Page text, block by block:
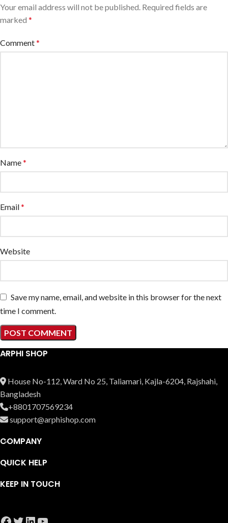
Your email address will not be published. Required fields are
marked *
Comment*
Name*
Email*
Website
Save my name, email, and website in this browser for the next
time I comment.
ARPHI SHOP
House No-112, Ward No 25, Taliamari, Kajla-6204, Rajshahi,
Bangladesh
+8801707569234
support@arphishop.com
COMPANY
QUICK HELP
KEEP IN TOUCH